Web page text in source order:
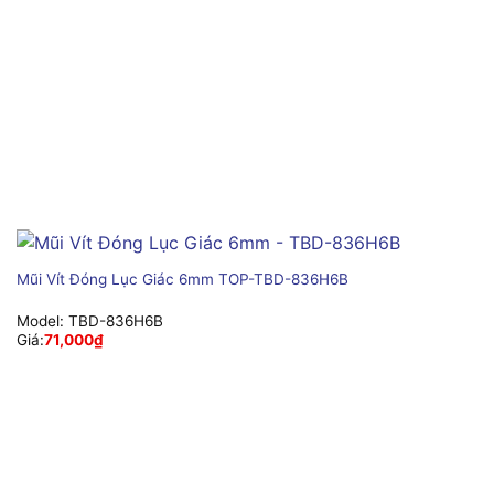
Mũi Vít Đóng Lục Giác 6mm TOP-TBD-836H6B
Model: TBD-836H6B
Giá:71,000₫